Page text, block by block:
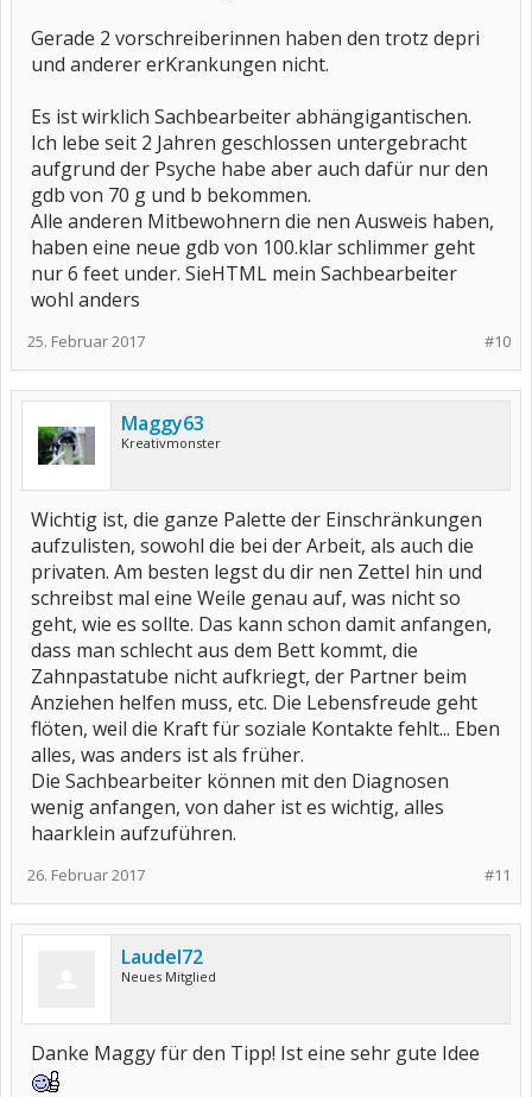
Gerade 2 vorschreiberinnen haben den trotz depri
und anderer erKrankungen nicht.
Es ist wirklich Sachbearbeiter abhängigantischen.
Ich lebe seit 2 Jahren geschlossen untergebracht
aufgrund der Psyche habe aber auch dafür nur den
gdb von 70 g und b bekommen.
Alle anderen Mitbewohnern die nen Ausweis haben,
haben eine neue gdb von 100.klar schlimmer geht
nur 6 feet under. SieHTML mein Sachbearbeiter
wohl anders
#10
25. Februar 2017
Maggy63
Kreativmonster
Wichtig ist, die ganze Palette der Einschränkungen
aufzulisten, sowohl die bei der Arbeit, als auch die
privaten. Am besten legst du dir nen Zettel hin und
schreibst mal eine Weile genau auf, was nicht so
geht, wie es sollte. Das kann schon damit anfangen,
dass man schlecht aus dem Bett kommt, die
Zahnpastatube nicht aufkriegt, der Partner beim
Anziehen helfen muss, etc. Die Lebensfreude geht
flöten, weil die Kraft für soziale Kontakte fehlt... Eben
alles, was anders ist als früher.
Die Sachbearbeiter können mit den Diagnosen
wenig anfangen, von daher ist es wichtig, alles
haarklein aufzuführen.
#11
26. Februar 2017
Laudel72
Neues Mitglied
Danke Maggy für den Tipp! Ist eine sehr gute Idee